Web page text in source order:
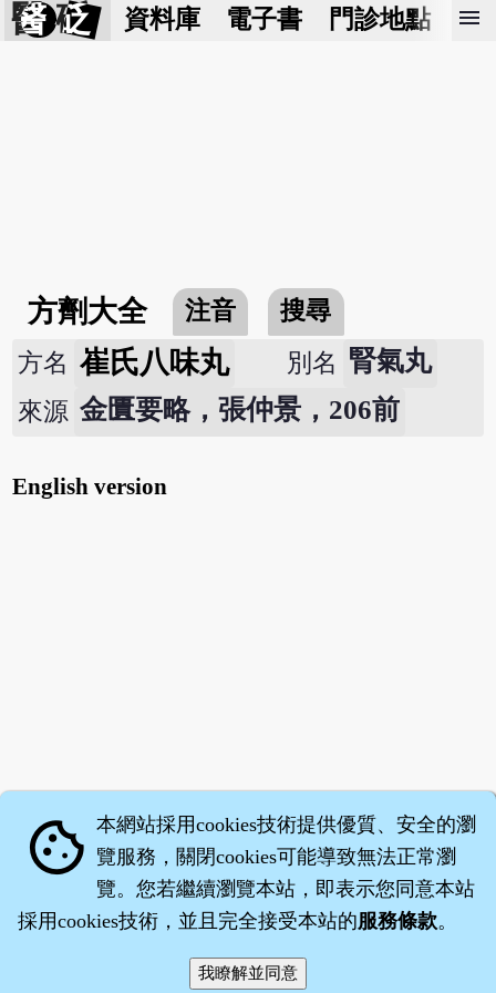
醫 砭 資料庫 電子書 門診地點 預
menu
方劑大全 注音
搜尋
方名 崔氏八味丸 別名 腎氣丸
來源 金匱要略，張仲景，206前
English version
‧沈藥子©2008～2026
cookie 本網站採用cookies技術提供優質、安全的瀏
覽服務，關閉cookies可能導致無法正常瀏
覽。您若繼續瀏覽本站，即表示您同意本站
採用cookies技術，並且完全接受本站的服務條款。